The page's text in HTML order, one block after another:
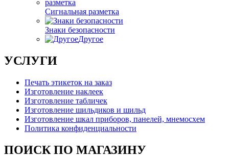
Сигнальная разметка
Знаки безопасности
Другое
УСЛУГИ
Печать этикеток на заказ
Изготовление наклеек
Изготовление табличек
Изготовление шильдиков и шильд
Изготовление шкал приборов, панелей, мнемосхем
Политика конфиденциальности
ПОИСК ПО МАГАЗИНУ